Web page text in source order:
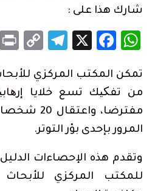
شارك هذا على :
WhatsApp
Facebook
X
مفترضا،
المرور بإحدى بؤر التوتر.
وتقدم هذه الإحصاءات
للمكتب المركزي